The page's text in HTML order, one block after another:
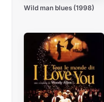
Wild man blues (1998)